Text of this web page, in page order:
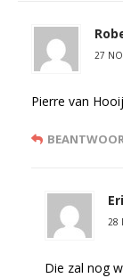
27
Pierre van
28
Die zal nog